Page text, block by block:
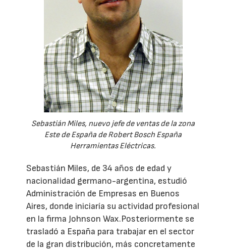
Sebastián Miles, nuevo jefe de ventas de la zona
Este de España de Robert Bosch España
Herramientas Eléctricas.
Sebastián Miles, de 34 años de edad y
nacionalidad germano-argentina, estudió
Administración de Empresas en Buenos
Aires, donde iniciaría su actividad profesional
en la firma Johnson Wax.Posteriormente se
trasladó a España para trabajar en el sector
de la gran distribución, más concretamente